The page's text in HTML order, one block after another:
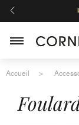
Accueil